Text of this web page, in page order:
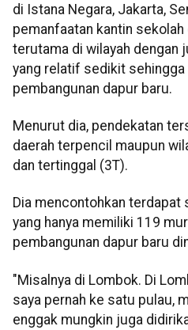
di Istana Negara, Jakarta,
pemanfaatan kantin
terutama di wilayah dengan
yang relatif sedikit
pembangunan dapur baru.
Menurut dia, pendekatan
daerah terpencil maupun
dan tertinggal (3T).
Dia mencontohkan terdapat
yang hanya memiliki 119
pembangunan dapur baru
"Misalnya di Lombok. Di
saya pernah ke satu pulau,
enggak mungkin juga